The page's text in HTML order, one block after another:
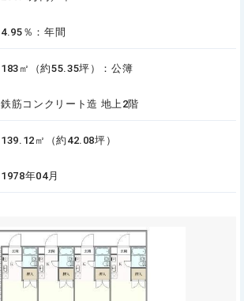
4.95％：年間
183㎡（約55.35坪）：公簿
鉄筋コンクリート造 地上2階
139.12㎡（約42.08坪）
1978年04月